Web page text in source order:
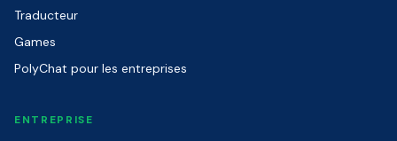
Traducteur
Games
PolyChat pour les entreprises
ENTREPRISE